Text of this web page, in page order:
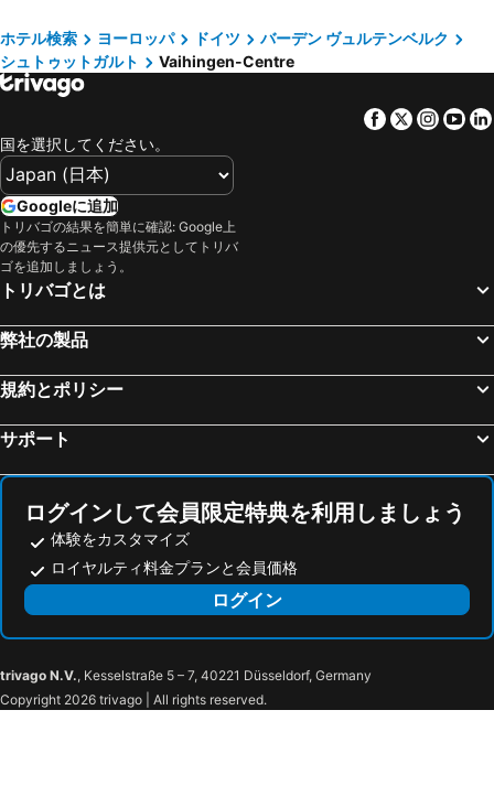
モーベンピック ホテル シュトゥットガルト エアポート
EmiLu Design Hotel
Ruby Hanna Hotel Stuttgart
アロフト シュトゥットガルト
Hotel Astoria
Hampton by Hilton Stuttgart City Centre
Hotel Royal
Hotel Strohgäu
Abalon Hotel Ideal
トップ ホテル ヴァルトブルク シュトゥットガルト
Holiday Inn - The Niu, Mesh Stuttgart Messe By Ihg
Wyndham Stuttgart Airport Messe
Hotel Spahr
Moxy Stuttgart Feuerbach
クローネンホテル シュトゥットガルト
ホテル ハンザ
Hotel am Wilhelmsplatz
Pension am Heusteig
Park Inn by Radisson Stuttgart
ibis Styles Stuttgart Vaihingen
Hotel Schober
パークホテル シュトゥットガルト メッセ - エアポート
フリッツィーズ アート ホテル
シュロスホテル モンレポス
Internationales Studierendenhotel
Hotel Stern
ベスト ウエスタン ホテル フェイバリット
ハイデルベルク城
レーマー
Bahnhof Füssen
Burg Rheinstein
City Centre
ヨーロッパパーク
新ミュンヘン国際見本市会場
Technische Universität München
オリンピアパーク ミュンヘン
Karlsplatz - Stachus
Zeppelin Museum
アリアンツ アレーナ
Fränkisches Wunderland Amusement Park
Bahnhof München-Pasing
Bahnhofsviertel
Marienplatz Metro Station
Lechfall
Central Station Basel
Harras Metro Station
Hauptbahnhof Augsburg
Rathaus Ulm
Heidelberg Hauptbahnhof
Centre
Freiburg Breisgau Central Station
Vaihingen-Centre
Gloria
Neue Vorstadt
Feuersee
City Hall
Market Place
ホテル検索 ヨーロッパ ドイツ
バーデン ヴュルテンベルク
シュトゥットガルト
Vaihingen-Centre
Facebook
Twitter
国を選択してください。
Googleに追加
トリバゴの結果を簡単に確認: Google上
の優先するニュース提供元としてトリバ
ゴを追加しましょう。
トリバゴとは
弊社の製品
規約とポリシー
サポート
ログインして会員限定特典を利用しましょう
体験をカスタマイズ
ロイヤルティ料金プランと会員価格
ログイン
trivago N.V., Kesselstraße 5 – 7, 40221 Düsseldorf, Germany
Copyright 2026 trivago | All rights reserved.